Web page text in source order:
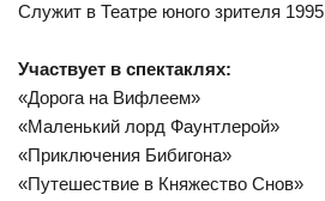
Служит в Театре юного зрителя 1995
Участвует в спектаклях:
«Дорога на Вифлеем»
«Маленький лорд Фаунтлерой»
«Приключения Бибигона»
«Путешествие в Княжество Снов»